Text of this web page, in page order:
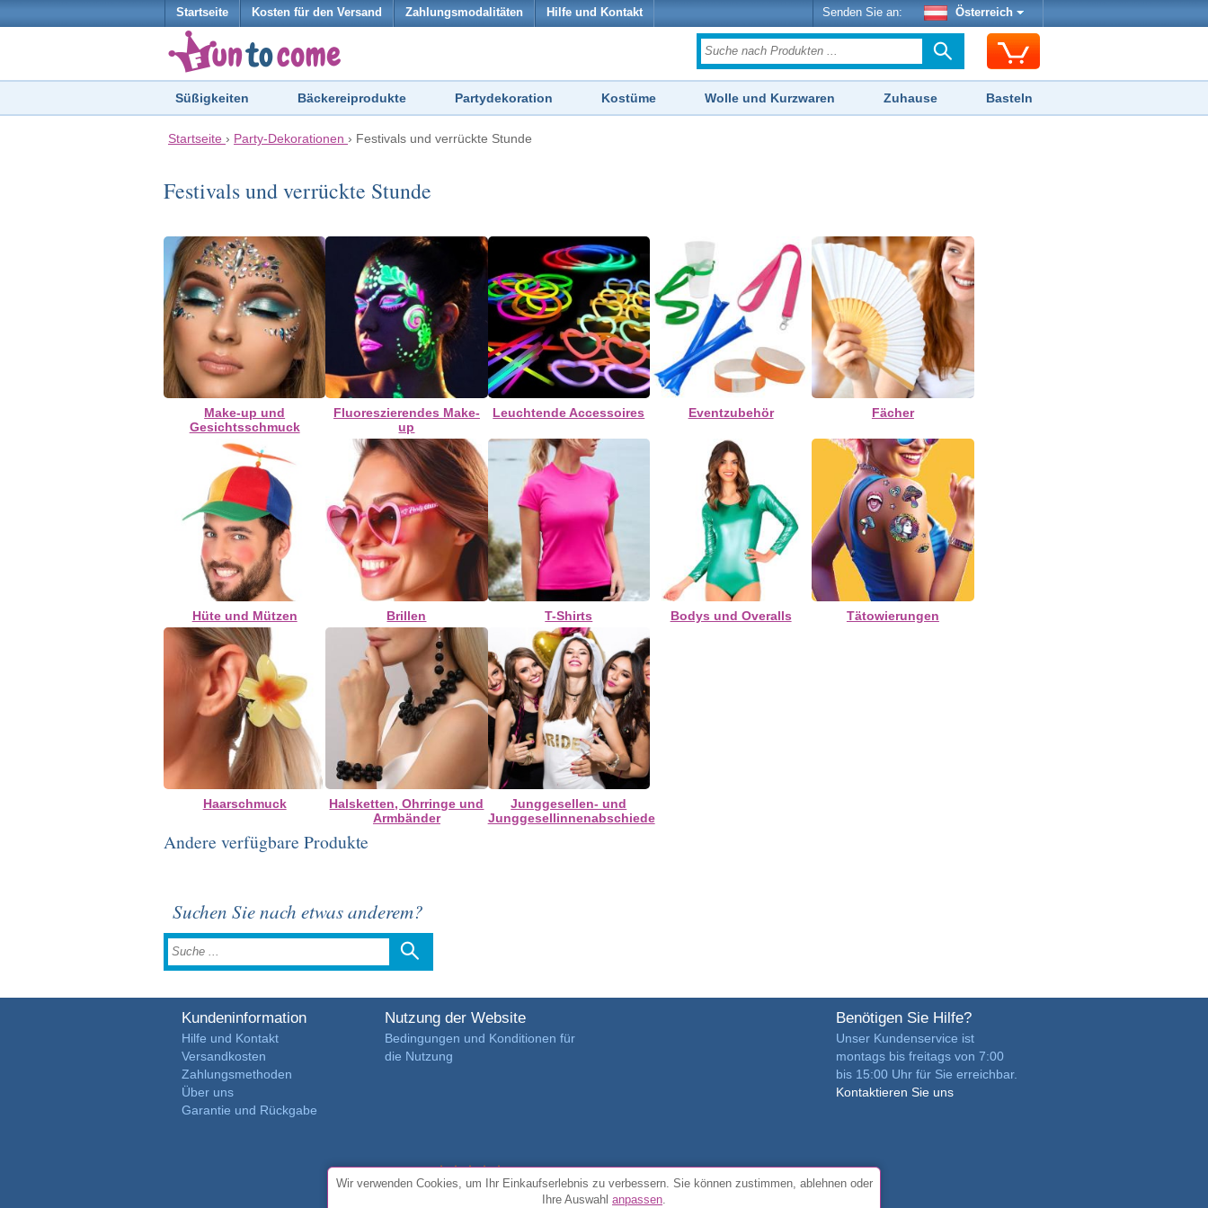
Startseite Kosten für den Versand Zahlungsmodalitäten Hilfe und Kontakt Senden Sie an: Österreich
Süßigkeiten Bäckereiprodukte Partydekoration Kostüme Wolle und Kurzwaren Zuhause Basteln
Startseite › Party-Dekorationen › Festivals und verrückte Stunde
Festivals und verrückte Stunde
Make-up und
Gesichtsschmuck
Fluoreszierendes Make-
up
Leuchtende Accessoires Eventzubehör Fächer
Hüte und Mützen Brillen T-Shirts Bodys und Overalls Tätowierungen
Haarschmuck
Halsketten, Ohrringe und
Armbänder
Junggesellen- und
Junggesellinnenabschiede
Andere verfügbare Produkte
Suchen Sie nach etwas anderem?
Kundeninformation
Hilfe und Kontakt
Versandkosten
Zahlungsmethoden
Über uns
Garantie und Rückgabe
Nutzung der Website
Bedingungen und Konditionen für
die Nutzung
Benötigen Sie Hilfe?
Unser Kundenservice ist
montags bis freitags von 7:00
bis 15:00 Uhr für Sie erreichbar.
Kontaktieren Sie uns
4.7/5 von3889 verifizierte Kundenrezensionen
Wir verwenden Cookies, um Ihr Einkaufserlebnis zu verbessern. Sie können zustimmen, ablehnen oder
Ihre Auswahl anpassen.